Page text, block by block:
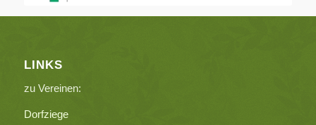
LINKS
zu Vereinen:
Dorfziege